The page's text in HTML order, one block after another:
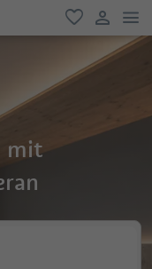
favorit
user link
mit